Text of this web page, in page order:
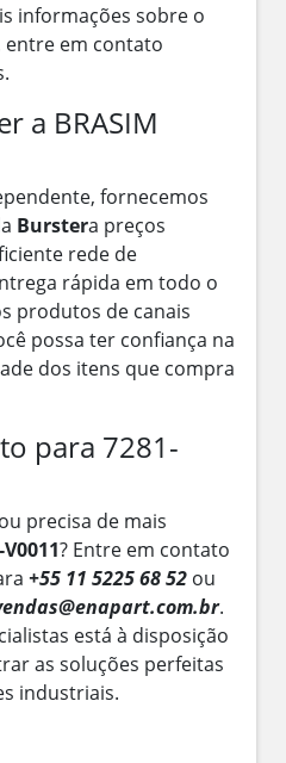
informações sobre o
entre em contato
a BRASIM
fornecemos
Burstera preços
rede de
rápida em todo o
produtos de canais
possa ter confiança na
dos itens que compra
para 7281-
precisa de mais
? Entre em contato
+55 11 5225 68 52 ou
.
está à disposição
as soluções perfeitas
industriais.